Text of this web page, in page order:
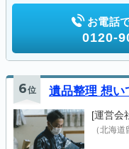
お電話
0120-
6位 遺品整理 想い
[運営会
（北海